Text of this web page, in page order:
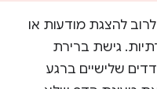
להצגת מודעות או
גישת ברירת
שלישיים ברגע